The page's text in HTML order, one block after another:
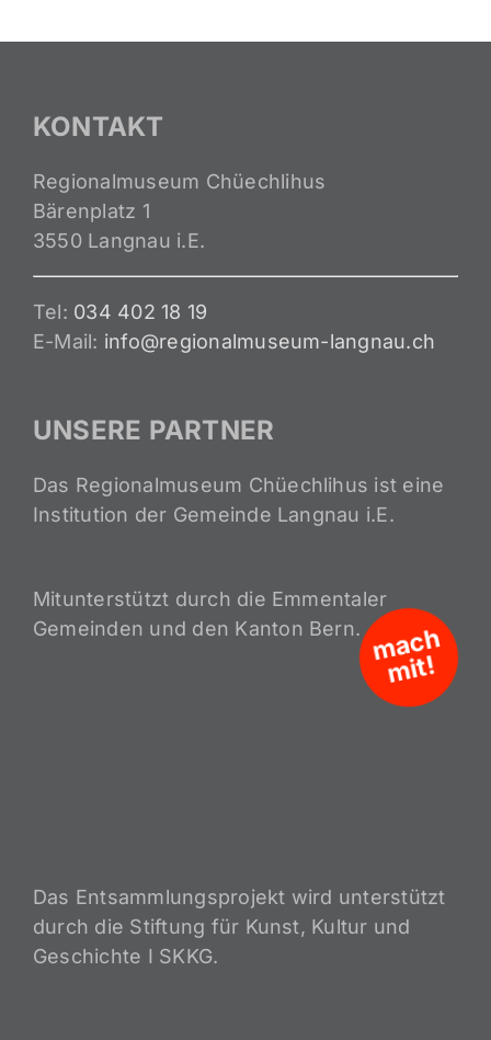
m
a
c
h
mit!
KONTAKT
Regionalmuseum Chüechlihus
Bärenplatz 1
3550 Langnau i.E.
Tel: 034 402 18 19
E-Mail: info@regionalmuseum-langnau.ch
UNSERE PARTNER
Das Regionalmuseum Chüechlihus ist eine
Institution der Gemeinde Langnau i.E.
Mitunterstützt durch die Emmentaler
Gemeinden und den Kanton Bern.
Das Entsammlungsprojekt wird unterstützt
durch die Stiftung für Kunst, Kultur und
Geschichte I SKKG.